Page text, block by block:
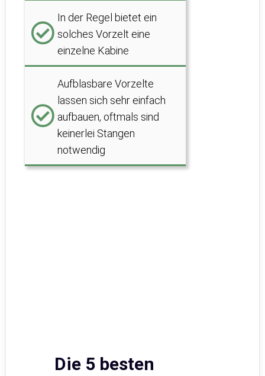
In der Regel bietet ein
solches Vorzelt eine
einzelne Kabine
Aufblasbare Vorzelte
lassen sich sehr einfach
aufbauen, oftmals sind
keinerlei Stangen
notwendig
Die 5 besten